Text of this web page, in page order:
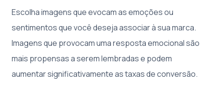
Escolha imagens que evocam as emoções ou
sentimentos que você deseja associar à sua marca.
Imagens que provocam uma resposta emocional são
mais propensas a serem lembradas e podem
aumentar significativamente as taxas de conversão.